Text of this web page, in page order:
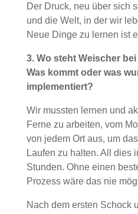
Der Druck, neu über sich
und die Welt, in der wir
Neue Dinge zu lernen ist
3. Wo steht Weischer
Was kommt oder was
implementiert?
Wir mussten lernen und
Ferne zu arbeiten, vom
von jedem Ort aus, um
Laufen zu halten. All dies
Stunden. Ohne einen
Prozess wäre das nie
Nach dem ersten Schock